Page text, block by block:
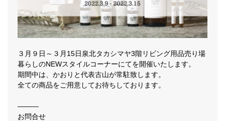
３月９日～３月15日泉北タカシマヤ3階リビング用品売り場
暮らしのNEWスタイルコーナーにてを開催いたします。
期間中は、かおりと代表古山が常駐致します。
全ての商品をご用意してお待ちしております。
―――
お問合せ